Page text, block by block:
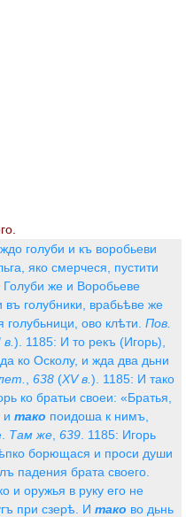
голуби и къ воробьеви
яко смерчеся, пустити
же и Воробьеве
въ голубники, врабьѣве же
голубьници, ово клѣти. Пов.
). 1185: И то рекъ (Игорь),
ко Осколу, и жда два дьни
638 (XV в. ). 1185: И тако
ко братьи своеи: «Братья,
и тако поидоша к нимъ,
Там же 639 . 1185: Игорь
борющася и проси души
падения брата своего.
и оружья в руку его не
при сзерѣ. И тако во дьнь